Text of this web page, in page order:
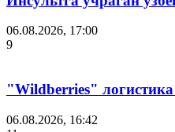
06.08.2026, 17:00
9
"Wildberries"
06.08.2026, 16:42